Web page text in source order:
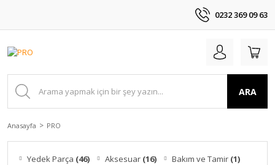
0232 369 09 63
ARA
Anasayfa PRO
Yedek Parça (46) Aksesuar (16) Bakım ve Tamir (1)